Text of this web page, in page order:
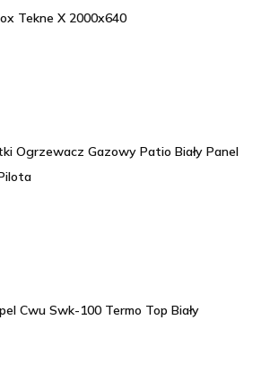
Tekne X 2000x640
Ogrzewacz Gazowy Patio Biały Panel
Cwu Swk-100 Termo Top Biały